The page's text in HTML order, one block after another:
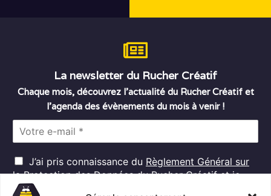
La newsletter du Rucher Créatif
Chaque mois, découvrez l’actualité du Rucher Créatif et
l’agenda des évènements du mois à venir !
l
*
R
G
D
J’ai pris connaissance du Règlement Général sur
la Protection des Donnéesdu Rucher Créatif et je
consens au traitement de mes données personnelles